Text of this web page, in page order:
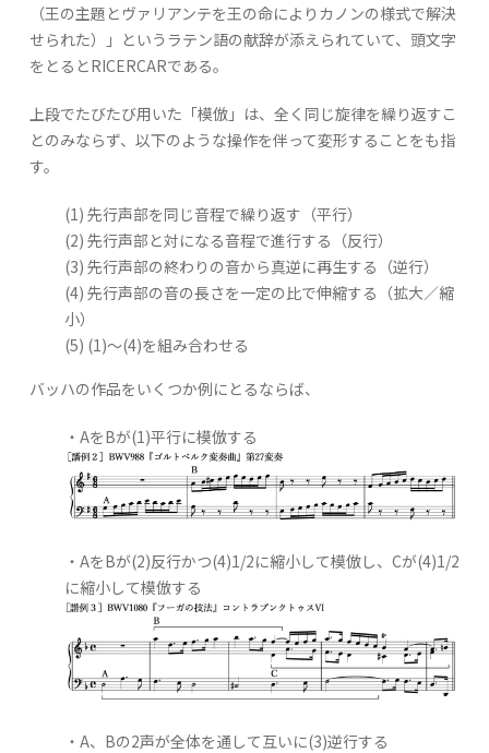
（王の主題とヴァリアンテを王の命によりカノンの様式で解決
せられた）」というラテン語の献辞が添えられていて、頭文字
をとるとRICERCARである。
上段でたびたび用いた「模倣」は、全く同じ旋律を繰り返すこ
とのみならず、以下のような操作を伴って変形することをも指
す。
(1) 先行声部を同じ音程で繰り返す（平行）
(2) 先行声部と対になる音程で進行する（反行）
(3) 先行声部の終わりの音から真逆に再生する（逆行）
(4) 先行声部の音の長さを一定の比で伸縮する（拡大／縮
小）
(5) (1)〜(4)を組み合わせる
バッハの作品をいくつか例にとるならば、
・AをBが(1)平行に模倣する
・AをBが(2)反行かつ(4)1/2に縮小して模倣し、Cが(4)1/2
に縮小して模倣する
・A、Bの2声が全体を通して互いに(3)逆行する